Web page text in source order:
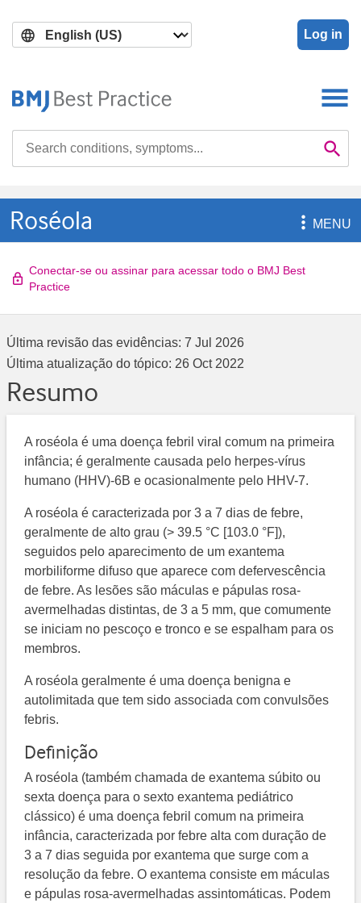
main
search
Log in

Roséola MENU
Conectar-se ou assinar para acessar todo o BMJ Best
Practice
Última revisão das evidências: 7 Jul 2026
Última atualização do tópico: 26 Oct 2022
Resumo
A roséola é uma doença febril viral comum na primeira
infância; é geralmente causada pelo herpes-vírus
humano (HHV)-6B e ocasionalmente pelo HHV-7.
A roséola é caracterizada por 3 a 7 dias de febre,
geralmente de alto grau (> 39.5 °C [103.0 °F]),
seguidos pelo aparecimento de um exantema
morbiliforme difuso que aparece com defervescência
de febre. As lesões são máculas e pápulas rosa-
avermelhadas distintas, de 3 a 5 mm, que comumente
se iniciam no pescoço e tronco e se espalham para os
membros.
A roséola geralmente é uma doença benigna e
autolimitada que tem sido associada com convulsões
febris.
Definição
A roséola (também chamada de exantema súbito ou
sexta doença para o sexto exantema pediátrico
clássico) é uma doença febril comum na primeira
infância, caracterizada por febre alta com duração de
3 a 7 dias seguida por exantema que surge com a
resolução da febre. O exantema consiste em máculas
e pápulas rosa-avermelhadas assintomáticas. Podem